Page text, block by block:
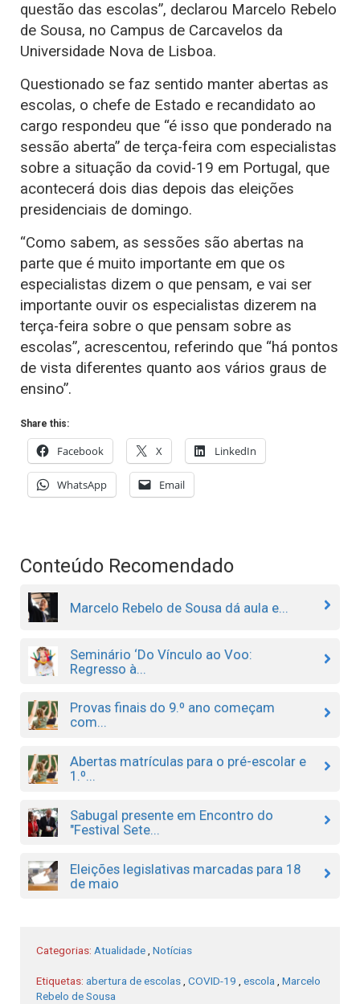
questão das escolas”, declarou Marcelo Rebelo
de Sousa, no Campus de Carcavelos da
Universidade Nova de Lisboa.
Questionado se faz sentido manter abertas as
escolas, o chefe de Estado e recandidato ao
cargo respondeu que “é isso que ponderado na
sessão aberta” de terça-feira com especialistas
sobre a situação da covid-19 em Portugal, que
acontecerá dois dias depois das eleições
presidenciais de domingo.
“Como sabem, as sessões são abertas na
parte que é muito importante em que os
especialistas dizem o que pensam, e vai ser
importante ouvir os especialistas dizerem na
terça-feira sobre o que pensam sobre as
escolas”, acrescentou, referindo que “há pontos
de vista diferentes quanto aos vários graus de
ensino”.
Share this:
Facebook X LinkedIn
WhatsApp Email
Conteúdo Recomendado
Marcelo Rebelo de Sousa dá aula e...
Seminário ‘Do Vínculo ao Voo:
Regresso à...
Provas finais do 9.º ano começam
com...
Abertas matrículas para o pré-escolar e
1.º...
Sabugal presente em Encontro do
"Festival Sete...
Eleições legislativas marcadas para 18
de maio
Categorias: Atualidade Notícias
Etiquetas: abertura de escolas COVID-19 escola
Marcelo
Rebelo de Sousa